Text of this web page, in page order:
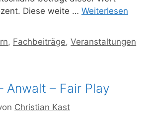
Diese weite … Weiterlesen
, Fachbeiträge,Veranstaltungen
Anwalt – Fair Play
Christian Kast